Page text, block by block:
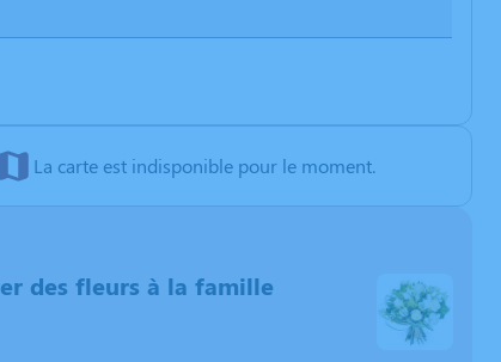
La carte est indisponible pour le moment.
des fleurs à la famille